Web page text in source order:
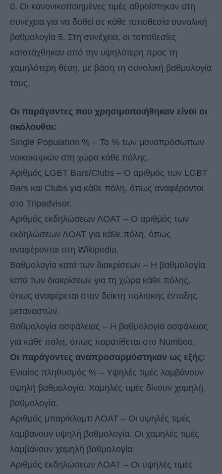
0. Οι κανονικοποιημένες τιμές αθροίστηκαν στη
συνέχεια για να δοθεί σε κάθε τοποθεσία συνολική
βαθμολογία 5. Στη συνέχεια, οι τοποθεσίες
κατατάχθηκαν από την υψηλότερη προς τη
χαμηλότερη θέση, με βάση τη συνολική βαθμολογία
τους.
Οι παράγοντες που χρησιμοποιήθηκαν είναι οι
ακόλουθοι:
Single Population % – Το % των μονοπρόσωπων
νοικοκυριών στη χώρα κάθε πόλης.
Αριθμός LGBT Bars/Clubs – Ο αριθμός των LGBT
Bars και Clubs για κάθε πόλη, όπως αναφέρονται
στο Tripadvisor.
Αριθμός εκδηλώσεων ΛΟΑΤ – Ο αριθμός των
εκδηλώσεων ΛΟΑΤ για κάθε πόλη, όπως
αναφέρονται στη Wikipedia.
Βαθμολογία κατά των διακρίσεων – Η βαθμολογία
κατά των διακρίσεων για τη χώρα κάθε πόλης,
όπως αναφέρεται στον δείκτη πολιτικής ένταξης
μεταναστών.
Βαθμολογία ασφάλειας – Η βαθμολογία ασφάλειας
για κάθε πόλη, όπως παρατίθεται στο Numbeo.
Οι παράγοντες αναπροσαρμόστηκαν ως εξής:
Ενιαίος πληθυσμός % – Υψηλές τιμές λαμβάνουν
υψηλή βαθμολογία. Χαμηλές τιμές δίνουν χαμηλή
βαθμολογία.
Αριθμός μπαρ/κλαμπ ΛΟΑΤ – Οι υψηλές τιμές
λαμβάνουν υψηλή βαθμολογία. Οι χαμηλές τιμές
λαμβάνουν χαμηλή βαθμολογία.
Αριθμός εκδηλώσεων ΛΟΑΤ – Οι υψηλές τιμές